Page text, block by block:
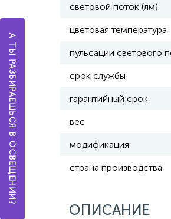
световой поток (лм)
цветовая температура
пульсации светового
срок службы
гарантийный срок
вес
модификация
страна производства
ОПИСАНИЕ
А ТЫ РАЗБИРАЕШЬСЯ В ОСВЕЩЕНИИ?